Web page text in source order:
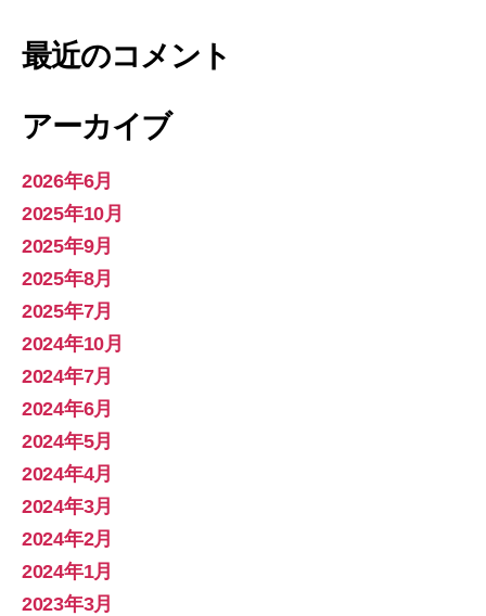
最近のコメント
アーカイブ
2026年6月
2025年10月
2025年9月
2025年8月
2025年7月
2024年10月
2024年7月
2024年6月
2024年5月
2024年4月
2024年3月
2024年2月
2024年1月
2023年3月